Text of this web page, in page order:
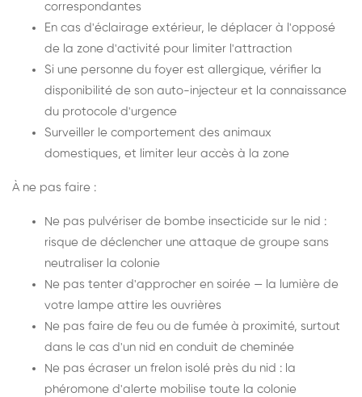
correspondantes
En cas d'éclairage extérieur, le déplacer à l'opposé
de la zone d'activité pour limiter l'attraction
Si une personne du foyer est allergique, vérifier la
disponibilité de son auto-injecteur et la connaissance
du protocole d'urgence
Surveiller le comportement des animaux
domestiques, et limiter leur accès à la zone
À ne pas faire :
Ne pas pulvériser de bombe insecticide sur le nid :
risque de déclencher une attaque de groupe sans
neutraliser la colonie
Ne pas tenter d'approcher en soirée — la lumière de
votre lampe attire les ouvrières
Ne pas faire de feu ou de fumée à proximité, surtout
dans le cas d'un nid en conduit de cheminée
Ne pas écraser un frelon isolé près du nid : la
phéromone d'alerte mobilise toute la colonie